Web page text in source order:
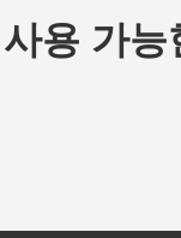
용 가능